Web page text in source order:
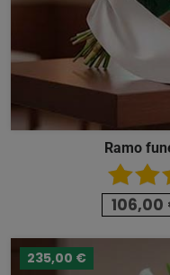
Ramo
106,00
235,00 €